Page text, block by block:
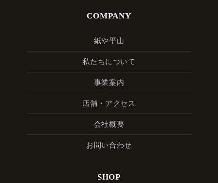
COMPANY
紙や平山
私たちについて
事業案内
店舗・アクセス
会社概要
お問い合わせ
SHOP